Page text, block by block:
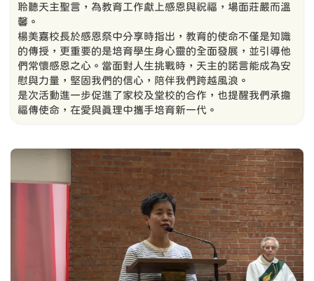
聆聽天主聖言，為教育工作獻上感恩與祝福，場面莊嚴而溫
馨。
楊美嘉校長於感恩祭中分享時指出，教育的使命不僅是知識
的傳授，更重要的是培育學生身心靈的全面發展，並引導他
們常懷感恩之心。當面對人生挑戰時，天主的諾言能成為安
慰與力量，堅固我們的信心，陪伴我們跨越風浪。
是次活動進一步促進了家校及堂校的合作，也提醒我們承擔
福傳使命，在愛與真理中攜手培育新一代。